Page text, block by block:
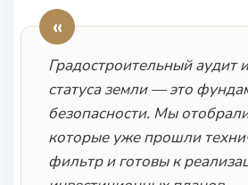
«
Градостроительный аудит
статуса земли — это
безопасности. Мы
которые уже прошли
фильтр и готовы к